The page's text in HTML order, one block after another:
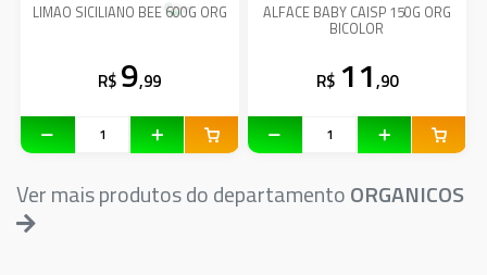
LIMAO SICILIANO BEE 600G ORG
R$ 9,99
ALFACE BABY CAISP 150G ORG
BICOLOR
R$ 11,90
Ver mais produtos do departamentoORGANICOS